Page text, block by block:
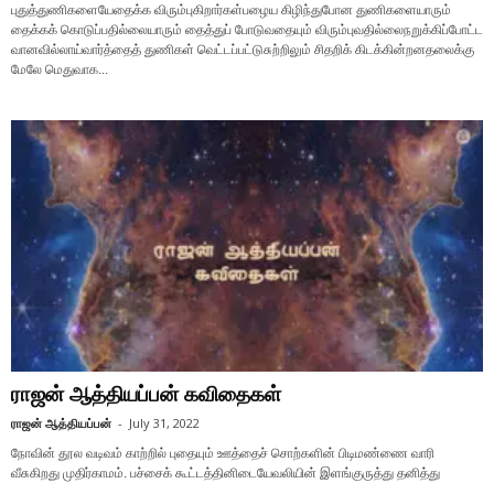
புதுத்துணிகளையேதைக்க விரும்புகிறார்கள்பழைய கிழிந்துபோன துணிகளையாரும்
தைக்கக் கொடுப்பதில்லையாரும் தைத்துப் போடுவதையும் விரும்புவதில்லைநறுக்கிப்போட்ட
வானவில்லாய்வார்த்தைத் துணிகள் வெட்டப்பட்டுசுற்றிலும் சிதறிக் கிடக்கின்றனதலைக்கு
மேலே மெதுவாக...
ராஜன் ஆத்தியப்பன் கவிதைகள்
ராஜன் ஆத்தியப்பன் - July 31, 2022
நோவின் தூல வடிவம் காற்றில் புதையும் ஊத்தைச் சொற்களின் பிடிமண்ணை வாரி
வீசுகிறது முதிர்காமம். பச்சைக் கூட்டத்தினிடையேவலியின் இளங்குருத்து தனித்து